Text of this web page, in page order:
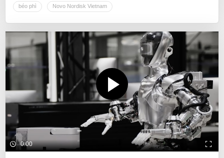
béo phì Novo Nordisk Vietnam
0:00